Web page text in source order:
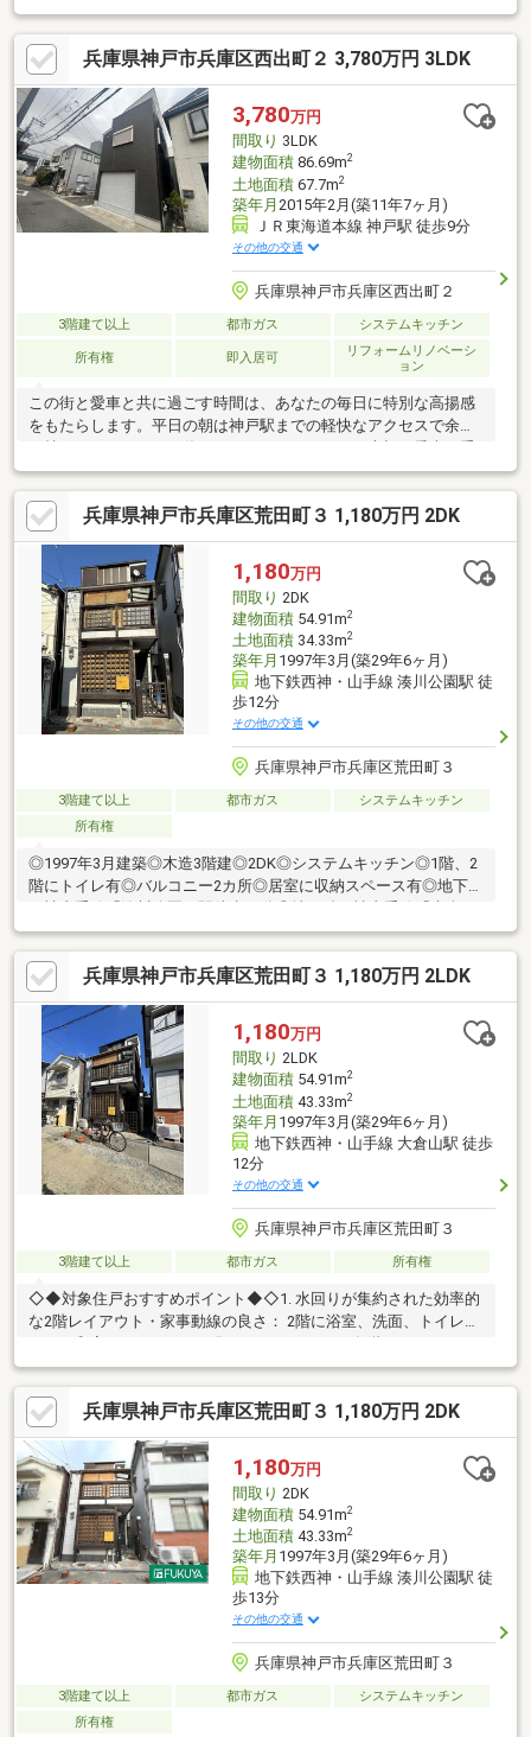
設備・浴室暖房乾燥機・温水洗浄便座▼2025年8月室内外リフォ
ーム済【交換】キッチン、浴槽、トイレ、洗面台 等【張替】クロ
ス、フロアタイル、CF、網戸 他※土地面積は、公簿面積104.23平
米を土地面積87.23平米と他私道面積約17平米に机上で分筆した概
算値となります■ ご希望の住まい探しをお手伝いします
━━━━━・・・物件の詳細・ご相談はお気軽にお問い合わせく
ださい。
兵庫県神戸市兵庫区西出町２ 3,780万円 3LDK
3,780万円
間取り 3LDK
建物面積86.69m2
土地面積67.7m2
築年月 2015年2月(築11年7ヶ月)
ＪＲ東海道本線 神戸駅 徒歩9分
その他の交通
兵庫県神戸市兵庫区西出町２
3階建て以上 都市ガス システムキッチン
所有権 即入居可
リフォームリノベーシ
ョン
この街と愛車と共に過ごす時間は、あなたの毎日に特別な高揚感
をもたらします。平日の朝は神戸駅までの軽快なアクセスで余裕
入れを心ゆくまで楽しむ。一歩外に出れば「ハーバーランド
umie」のきらめくウォーターフロントが広がり、ショッピングや
シネマが日常の延長線上に溶け込みます。月々９万円という現在
の家賃と変わらないスマートな支払いで、これほど贅沢な都市生
活と愛車との隠れ家が手に入る安心感。時が経ち、街が進化を遂
げても、この利便性と確かな資産価値があなたの未来を豊かに支
え続けます。利便性も趣味も妥協しない、理想の未来がここから
始まります。
兵庫県神戸市兵庫区荒田町３ 1,180万円 2DK
1,180万円
間取り 2DK
建物面積54.91m2
土地面積34.33m2
築年月 1997年3月(築29年6ヶ月)
地下鉄西神・山手線 湊川公園駅 徒
歩12分
その他の交通
兵庫県神戸市兵庫区荒田町３
3階建て以上 都市ガス
システムキッチン
所有権
◎1997年3月建築◎木造3階建◎2DK◎システムキッチン◎1階、2
階にトイレ有◎バルコニー2カ所◎居室に収納スペース有◎地下鉄
山」駅徒歩12分◎神戸高速鉄道「高速神戸」駅徒歩15分※本私道
負担(約9平米)はセットバック部分の面積です
兵庫県神戸市兵庫区荒田町３ 1,180万円 2LDK
1,180万円
間取り 2LDK
建物面積54.91m2
土地面積43.33m2
築年月 1997年3月(築29年6ヶ月)
地下鉄西神・山手線 大倉山駅 徒歩
12分
その他の交通
兵庫県神戸市兵庫区荒田町３
3階建て以上 都市ガス 所有権
◇◆対象住戸おすすめポイント◆◇1. 水回りが集約された効率的
な2階レイアウト・家事動線の良さ： 2階に浴室、洗面、トイレ、
確保された収納スペース・各フロアに収納があるため、荷物を上
下階へ運ぶ手間が省けます。・玄関周りの充実： 玄関に下足入と
物入が並んでいるため、靴だけでなく掃除道具や日用品のストッ
クなども可能です。3.その他・室内丁寧にご使用されておりま
す。不動産は実際に室内をご覧になってみないと、わからないこ
とがたくさんあります。是非一度室内をご見学いただき、こちら
のお部屋の良さを体感ください。
兵庫県神戸市兵庫区荒田町３ 1,180万円 2DK
1,180万円
間取り 2DK
建物面積54.91m2
土地面積43.33m2
築年月 1997年3月(築29年6ヶ月)
地下鉄西神・山手線 湊川公園駅 徒
歩13分
その他の交通
兵庫県神戸市兵庫区荒田町３
3階建て以上 都市ガス
システムキッチン
所有権